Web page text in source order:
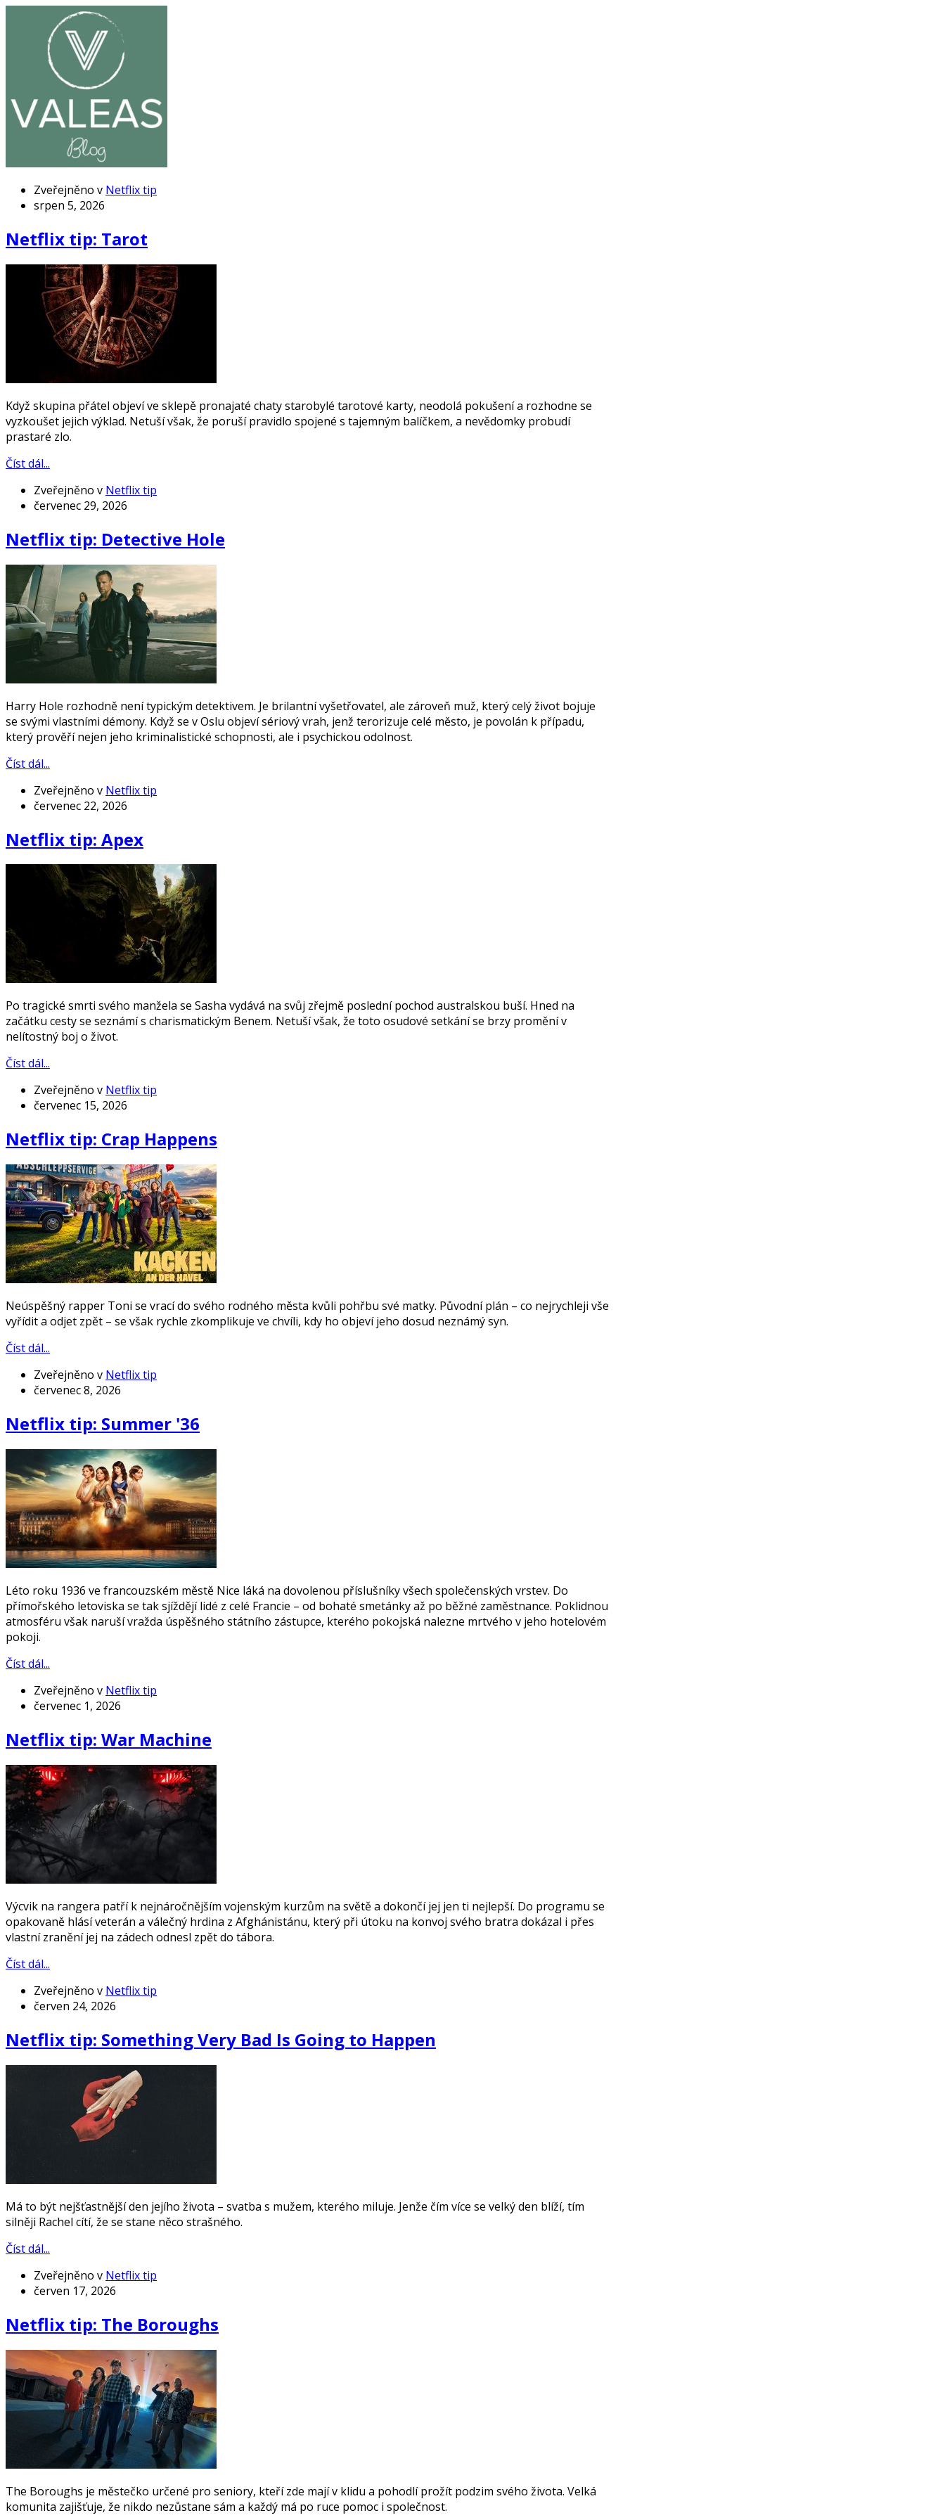
Zveřejněno v Netflix tip
srpen 5, 2026
Netflix tip: Tarot
Když skupina přátel objeví ve sklepě pronajaté chaty starobylé tarotové karty, neodolá pokušení a rozhodne se
vyzkoušet jejich výklad. Netuší však, že poruší pravidlo spojené s tajemným balíčkem, a nevědomky probudí
prastaré zlo.
Číst dál...
Zveřejněno v Netflix tip
červenec 29, 2026
Netflix tip: Detective Hole
Harry Hole rozhodně není typickým detektivem. Je brilantní vyšetřovatel, ale zároveň muž, který celý život bojuje
se svými vlastními démony. Když se v Oslu objeví sériový vrah, jenž terorizuje celé město, je povolán k případu,
který prověří nejen jeho kriminalistické schopnosti, ale i psychickou odolnost.
Číst dál...
Zveřejněno v Netflix tip
červenec 22, 2026
Netflix tip: Apex
Po tragické smrti svého manžela se Sasha vydává na svůj zřejmě poslední pochod australskou buší. Hned na
začátku cesty se seznámí s charismatickým Benem. Netuší však, že toto osudové setkání se brzy promění v
nelítostný boj o život.
Číst dál...
Zveřejněno v Netflix tip
červenec 15, 2026
Netflix tip: Crap Happens
Neúspěšný rapper Toni se vrací do svého rodného města kvůli pohřbu své matky. Původní plán – co nejrychleji vše
vyřídit a odjet zpět – se však rychle zkomplikuje ve chvíli, kdy ho objeví jeho dosud neznámý syn.
Číst dál...
Zveřejněno v Netflix tip
červenec 8, 2026
Netflix tip: Summer '36
Léto roku 1936 ve francouzském městě Nice láká na dovolenou příslušníky všech společenských vrstev. Do
přímořského letoviska se tak sjíždějí lidé z celé Francie – od bohaté smetánky až po běžné zaměstnance. Poklidnou
atmosféru však naruší vražda úspěšného státního zástupce, kterého pokojská nalezne mrtvého v jeho hotelovém
pokoji.
Číst dál...
Zveřejněno v Netflix tip
červenec 1, 2026
Netflix tip: War Machine
Výcvik na rangera patří k nejnáročnějším vojenským kurzům na světě a dokončí jej jen ti nejlepší. Do programu se
opakovaně hlásí veterán a válečný hrdina z Afghánistánu, který při útoku na konvoj svého bratra dokázal i přes
vlastní zranění jej na zádech odnesl zpět do tábora.
Číst dál...
Zveřejněno v Netflix tip
červen 24, 2026
Netflix tip: Something Very Bad Is Going to Happen
Má to být nejšťastnější den jejího života – svatba s mužem, kterého miluje. Jenže čím více se velký den blíží, tím
silněji Rachel cítí, že se stane něco strašného.
Číst dál...
Zveřejněno v Netflix tip
červen 17, 2026
Netflix tip: The Boroughs
The Boroughs je městečko určené pro seniory, kteří zde mají v klidu a pohodlí prožít podzim svého života. Velká
komunita zajišťuje, že nikdo nezůstane sám a každý má po ruce pomoc i společnost.